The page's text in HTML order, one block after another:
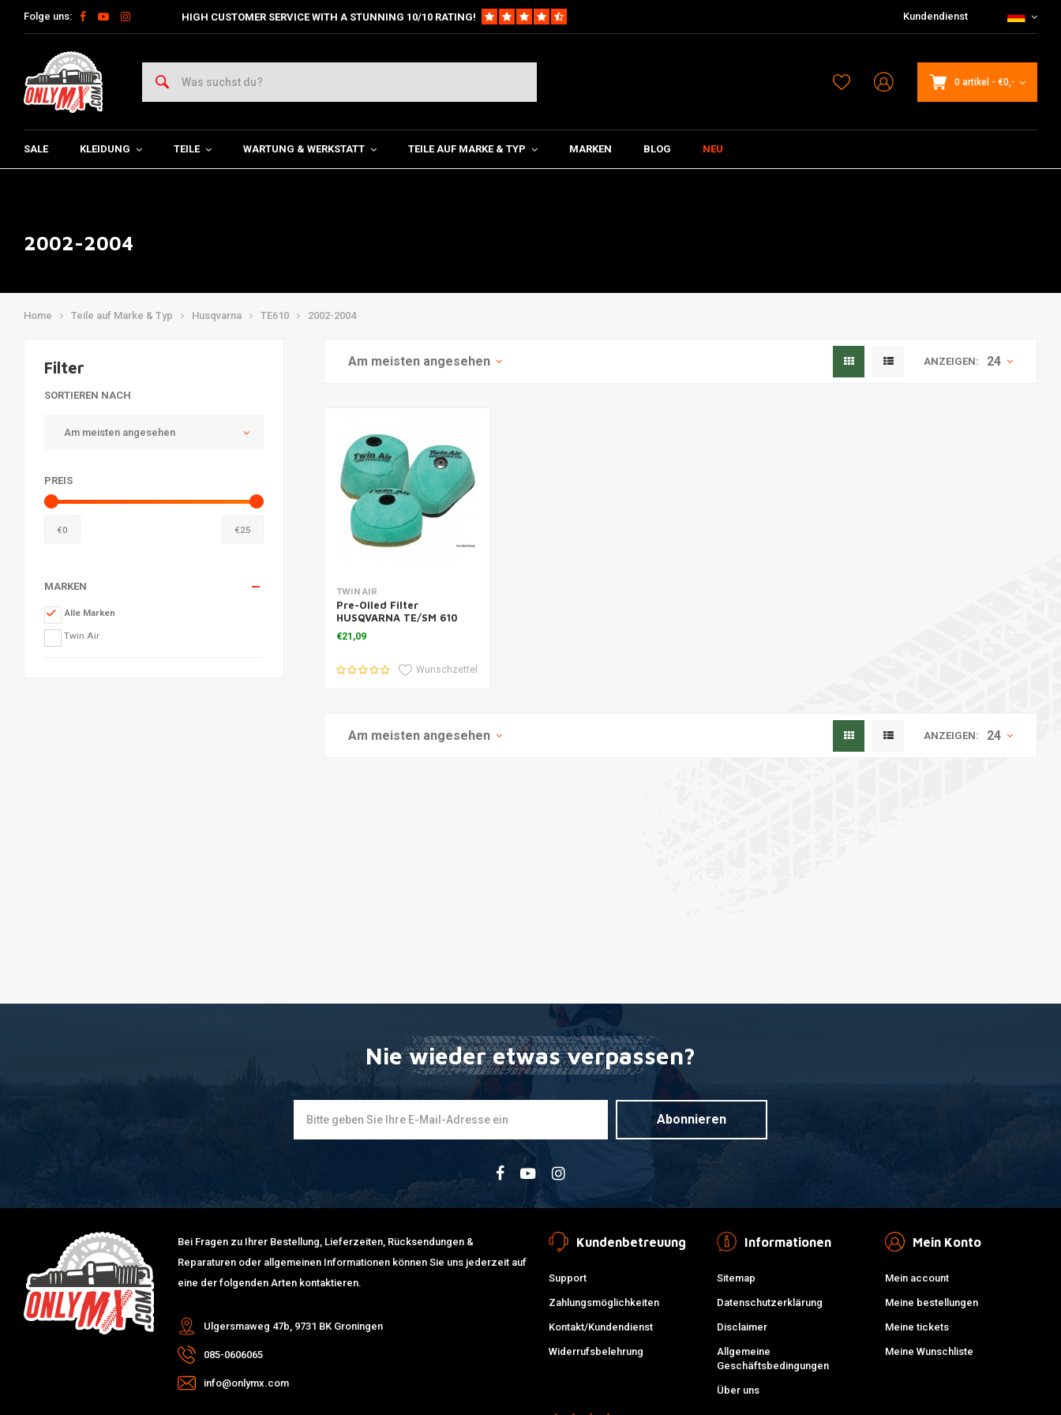
Folge uns: HIGH CUSTOMER SERVICE WITH A STUNNING 10/10 RATING! Kundendienst
0 artikel - €0,-
SALE KLEIDUNG TEILE WARTUNG & WERKSTATT TEILE AUF MARKE & TYP MARKEN BLOG NEU
2002-2004
Home Teile auf Marke & Typ Husqvarna TE610 2002-2004
Filter
SORTIEREN NACH
Am meisten angesehen
PREIS
€0 €25
MARKEN
Alle Marken
Twin Air
Am meisten angesehen ANZEIGEN: 24
Zum Warenkorb hinzufügen
TWIN AIR
Pre-Oiled Filter
HUSQVARNA TE/SM 610
'91-08
€21,09
Wunschzettel
Am meisten angesehen ANZEIGEN: 24
Nie wieder etwas verpassen?
Abonnieren
Bei Fragen zu Ihrer Bestellung, Lieferzeiten, Rücksendungen &
Reparaturen oder allgemeinen Informationen können Sie uns jederzeit auf
eine der folgenden Arten kontaktieren.
Ulgersmaweg 47b, 9731 BK Groningen
085-0606065
info@onlymx.com
Kundenbetreuung
Support
Zahlungsmöglichkeiten
Kontakt/Kundendienst
Widerrufsbelehrung
Informationen
Sitemap
Datenschutzerklärung
Disclaimer
Allgemeine
Geschäftsbedingungen
Über uns
Mein Konto
Mein account
Meine bestellungen
Meine tickets
Meine Wunschliste